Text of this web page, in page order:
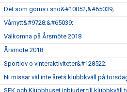
Det som göms i snö&#10052;&#65039;
Vårnytt&#9728;&#65039;
Välkomna på Årsmöte 2018
Årsmöte 2018
Sportlov o vinteraktiviteter&#128522;
Ni missar väl inte årets klubbkväll på
SFK och Klubbhuset inbjuder till klubbkväll